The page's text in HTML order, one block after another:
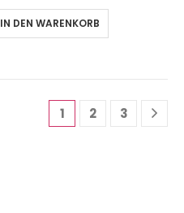
IN DEN WARENKORB
1 2 3